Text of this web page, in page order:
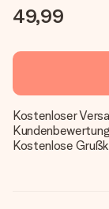
49,99
Kostenloser
Kostenlose